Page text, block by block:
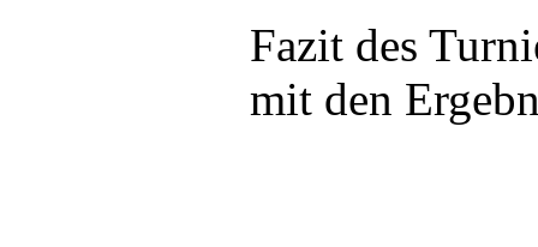
Fazit des
mit den